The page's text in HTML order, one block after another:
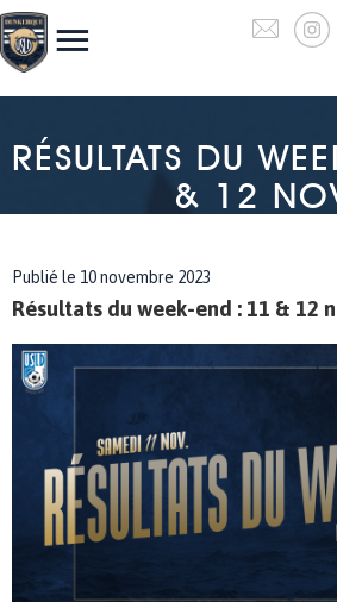
RÉSULTATS DU
& 12
Publié le 10 novembre 2023
Résultats du week-end : 11 & 12